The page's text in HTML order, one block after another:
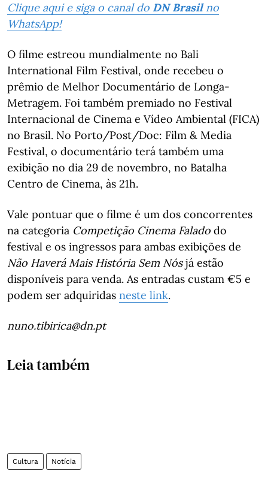
Clique aqui e siga o canal do DN Brasilno
WhatsApp!
O filme estreou mundialmente no Bali
International Film Festival, onde recebeu o
prêmio de Melhor Documentário de Longa-
Metragem. Foi também premiado no Festival
Internacional de Cinema e Vídeo Ambiental (FICA)
no Brasil. No Porto/Post/Doc: Film & Media
Festival, o documentário terá também uma
exibição no dia 29 de novembro, no Batalha
Centro de Cinema, às 21h.
Vale pontuar que o filme é um dos concorrentes
na categoria Competição Cinema Falado do
festival e os ingressos para ambas exibições de
Não Haverá Mais História Sem Nósjá estão
disponíveis para venda. As entradas custam €5 e
podem ser adquiridas neste link.
nuno.tibirica@dn.pt
Leia também
Cultura Notícia